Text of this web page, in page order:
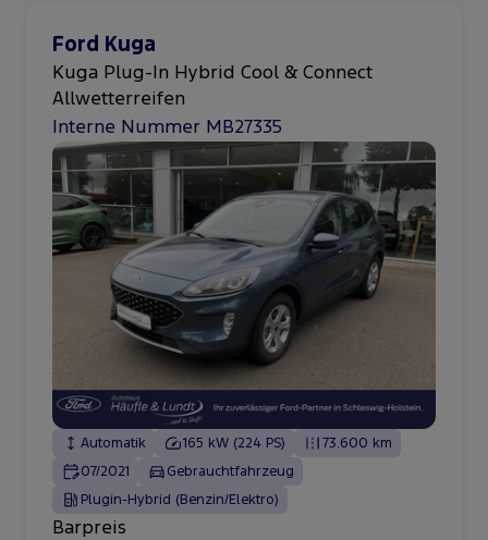
Ford Kuga
Kuga Plug-In Hybrid Cool & Connect
Allwetterreifen
Interne Nummer MB27335
Automatik 165 kW (224 PS)
73.600 km
07/2021
Gebrauchtfahrzeug
Plugin-Hybrid (Benzin/Elektro)
Barpreis